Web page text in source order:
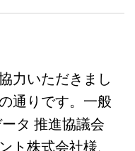
力いただきまし
通りです。一般
タ 推進協議会
ト株式会社様、